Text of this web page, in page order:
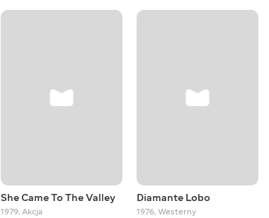
She Came To The Valley
1979, Akcja
Diamante Lobo
1976, Westerny